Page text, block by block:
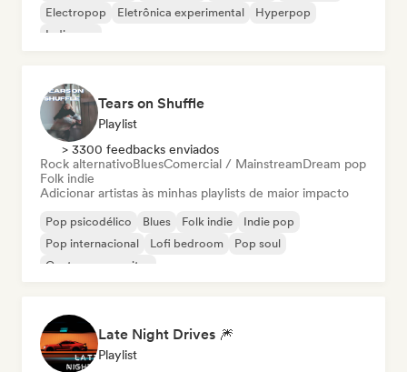
Electropop
Eletrônica experimental
Hyperpop
Indie pop
Tears on Shuffle
Playlist
> 3300 feedbacks enviados
Rock alternativoBluesComercial / MainstreamDream pop
Folk indie
Adicionar artistas às minhas playlists de maior impacto
Pop psicodélico Blues Folk indie
Indie pop
Pop internacional
Lofi bedroom
Pop soul
Cantor-compositor
Late Night Drives 🎆
Playlist